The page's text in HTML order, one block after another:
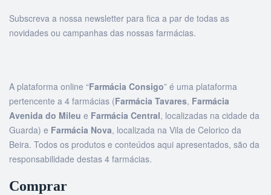
Subscreva a nossa newsletter para fica a par de todas as
novidades ou campanhas das nossas farmácias.
A plataforma online “Farmácia Consigo” é uma plataforma
pertencente a 4 farmácias (Farmácia Tavares, Farmácia
Avenida do Mileu e Farmácia Central, localizadas na cidade da
Guarda) e Farmácia Nova, localizada na Vila de Celorico da
Beira. Todos os produtos e conteúdos aqui apresentados, são da
responsabilidade destas 4 farmácias.
Comprar